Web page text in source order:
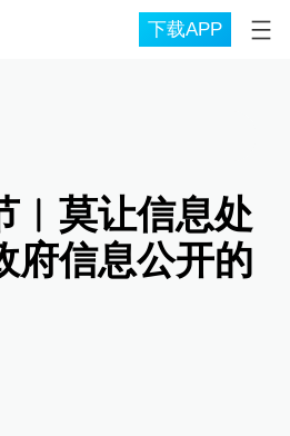
下载APP
︱莫让信息处
府信息公开的